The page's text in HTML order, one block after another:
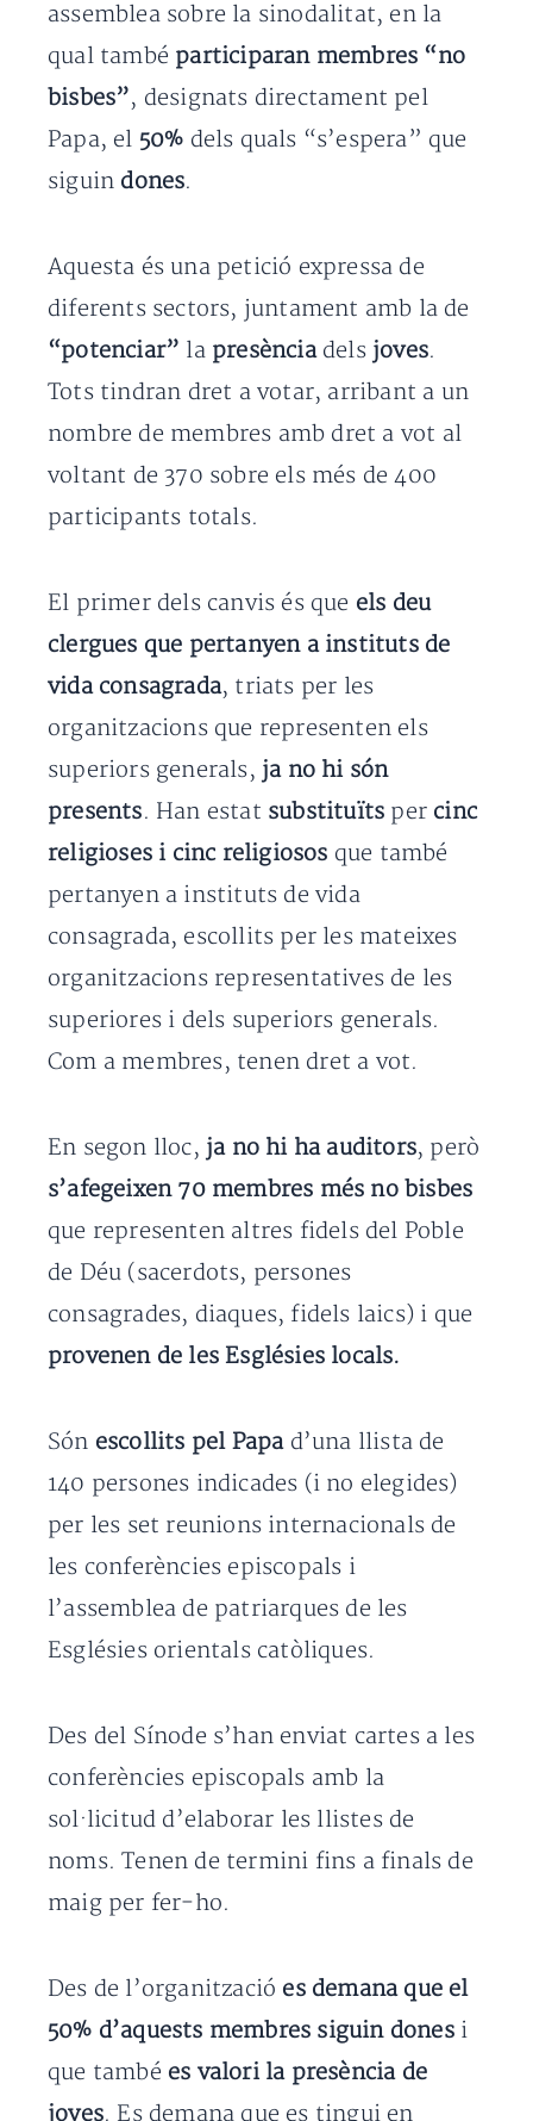
assemblea sobre la sinodalitat, en la
qual també participaran membres “no
bisbes”, designats directament pel
Papa, el 50% dels quals “s’espera” que
siguin dones.
Aquesta és una petició expressa de
diferents sectors, juntament amb la de
“potenciar” la presència dels joves.
Tots tindran dret a votar, arribant a un
nombre de membres amb dret a vot al
voltant de 370 sobre els més de 400
participants totals.
El primer dels canvis és que els deu
clergues que pertanyen a instituts de
vida consagrada, triats per les
organitzacions que representen els
superiors generals, ja no hi són
presents. Han estat substituïts per cinc
religioses i cinc religiosos que també
pertanyen a instituts de vida
consagrada, escollits per les mateixes
organitzacions representatives de les
superiores i dels superiors generals.
Com a membres, tenen dret a vot.
En segon lloc, ja no hi ha auditors, però
s’afegeixen 70 membres més no bisbes
que representen altres fidels del Poble
de Déu (sacerdots, persones
consagrades, diaques, fidels laics) i que
provenen de les Esglésies locals.
Són escollits pel Papad’una llista de
140 persones indicades (i no elegides)
per les set reunions internacionals de
les conferències episcopals i
l’assemblea de patriarques de les
Esglésies orientals catòliques.
Des del Sínode s’han enviat cartes a les
conferències episcopals amb la
sol·licitud d’elaborar les llistes de
noms. Tenen de termini fins a finals de
maig per fer-ho.
Des de l’organització es demana que el
50% d’aquests membres siguin donesi
que també es valori la presència de
joves. Es demana que es tingui en